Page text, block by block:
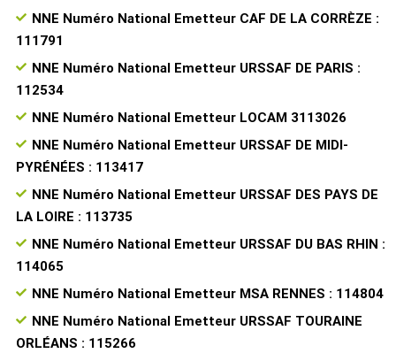
NNE Numéro National Emetteur CAF DE LA CORRÈZE :
111791
NNE Numéro National Emetteur URSSAF DE PARIS :
112534
NNE Numéro National Emetteur LOCAM 3113026
NNE Numéro National Emetteur URSSAF DE MIDI-
PYRÉNÉES : 113417
NNE Numéro National Emetteur URSSAF DES PAYS DE
LA LOIRE : 113735
NNE Numéro National Emetteur URSSAF DU BAS RHIN :
114065
NNE Numéro National Emetteur MSA RENNES : 114804
NNE Numéro National Emetteur URSSAF TOURAINE
ORLÉANS : 115266